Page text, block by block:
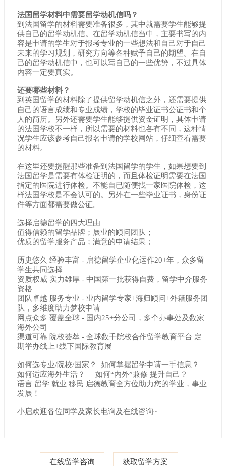
法国留学材料中需要留学动机信吗？
到法国留学的材料需要准备很多，其中就需要学生能够提
供自己的留学动机信。在留学动机信当中，主要书写的内
容是申请的学生对于报考专业的一些想法和自己对于自己
未来的学习规划，研究方向等各种赋予自己的期望。在自
己的留学动机信中，也可以写自己的一些优势，不过具体
内容一定要真实。
还要哪些材料？
到英国留学的材料除了提供留学动机信之外，还需要提供
自己的语言成绩和专业成绩，学校的毕业证书公证书和个
人的简历。另外还需要学生能够提供资金证明，具体申请
的法国学校不一样，所以需要的材料也各有不同，这种情
况学生应该参考自己报名申请的学校网站，仔细查看需要
的材料。
在这里还要提醒那些准备到法国留学的学生，如果想要到
法国留学是需要有体检证明的，而且体检证明需要在法国
指定的医院进行体检。不能自已随便找一家医院体检，这
样法国学校是不会认可的。另外在一些毕业证书，身份证
件等方面都需要做公证。
选择启德留学的四大理由
值得信赖的留学品牌；展业的顾问团队；
优质的留学服务产品；满意的申请结果；
历史悠久 经验丰富 - 启德留学企业化运作20+年，众多留
学生共同选择
资质权威 实力雄厚 - 中国第一批获得自费，留学中介服务
资格
团队卓越 服务专业 - 业内留学专家+海归顾问+外籍服务团
队，多维度助力梦校申请
网点众多 覆盖全球 - 国内25+分公司，多个办事处及数家
海外公司
渠道可靠 院校荟萃 - 全球数千院校合作留学教育平台 定
期举办线上+线下国际教育展
如何选专业/院校/国家？ 如何掌握留学申请一手信息？
如何适应海外生活？ 如何“内外”兼修 提升自己？
语言 留学 就业 移民 启德教育全方位助力您的学业，事业
发展！
小启欢迎各位同学及家长电询及在线咨询~
在线留学咨询 获取留学方案